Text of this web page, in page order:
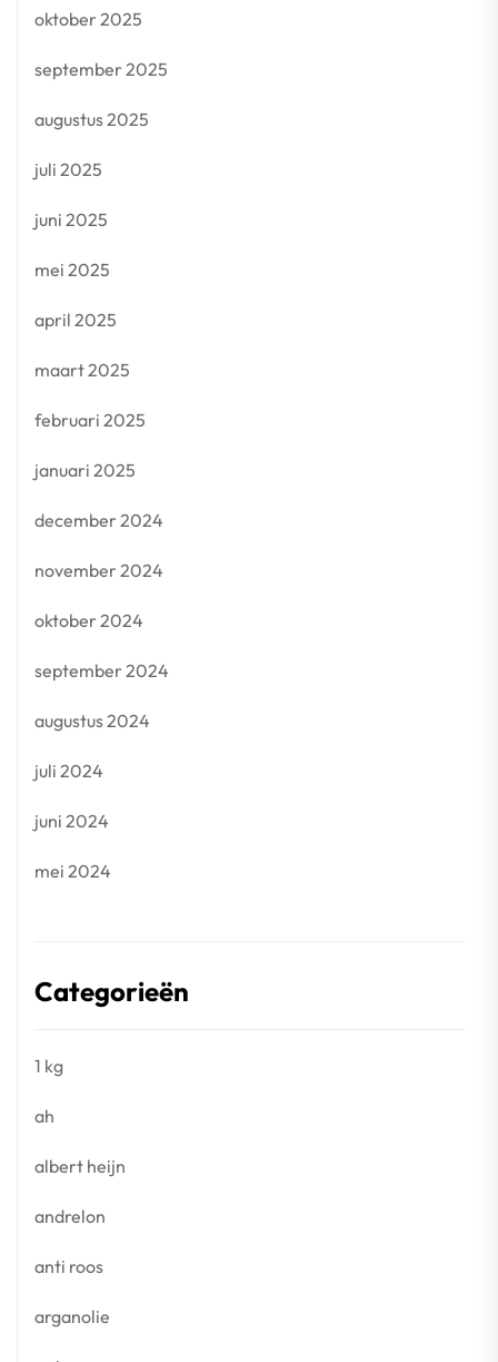
oktober 2025
september 2025
augustus 2025
juli 2025
juni 2025
mei 2025
april 2025
maart 2025
februari 2025
januari 2025
december 2024
november 2024
oktober 2024
september 2024
augustus 2024
juli 2024
juni 2024
mei 2024
Categorieën
1 kg
ah
albert heijn
andrelon
anti roos
arganolie